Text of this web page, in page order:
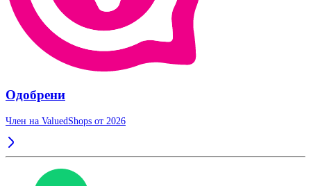
Одобрени
Член на ValuedShops от 2026